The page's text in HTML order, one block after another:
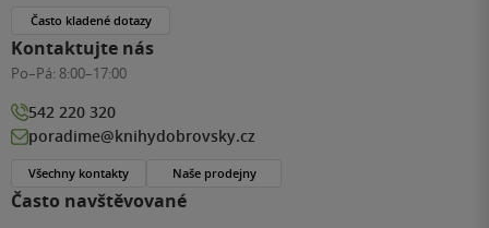
Často navštěvované
Často kladené dotazy
Kontaktujte nás
Po–Pá: 8:00–17:00
542 220 320
poradime@knihydobrovsky.cz
Všechny kontakty Naše prodejny